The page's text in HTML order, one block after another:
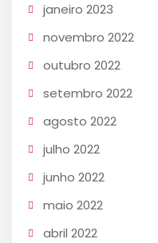
janeiro 2023
novembro 2022
outubro 2022
setembro 2022
agosto 2022
julho 2022
junho 2022
maio 2022
abril 2022